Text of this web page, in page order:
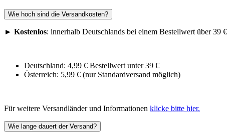
Wie hoch sind die Versandkosten?
► Kostenlos: innerhalb Deutschlands bei einem Bestellwert über 39 €
Deutschland: 4,99 € Bestellwert unter 39 €
Österreich: 5,99 € (nur Standardversand möglich)
Für weitere Versandländer und Informationen klicke bitte hier.
Wie lange dauert der Versand?